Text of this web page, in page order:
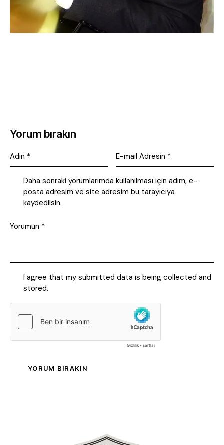
Yorum bırakın
Daha sonraki yorumlarımda kullanılması için adım, e-
posta adresim ve site adresim bu tarayıcıya
kaydedilsin.
I agree that my submitted data is being collected and
stored.